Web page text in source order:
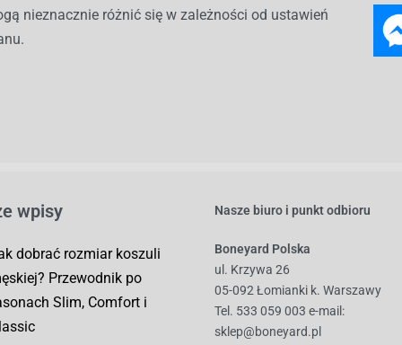
nieznacznie różnić się w zależności od ustawień
wpisy
dobrać rozmiar koszuli
Przewodnik po
Slim, Comfort i
Nasze biuro i punkt odbioru
Boneyard Polska
ul. Krzywa 26
05-092 Łomianki k. Warszawy
Tel. 533 059 003 e-mail:
sklep@boneyard.pl